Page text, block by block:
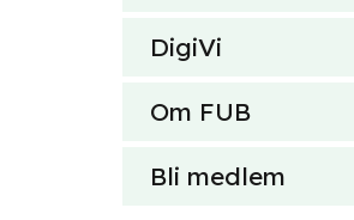
DigiVi
Om FUB
Bli medlem